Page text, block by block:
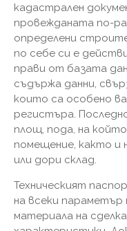
кадастрален
провежданата по-
определени
по себе си е
прави от базата
съдържа данни,
които са особено
регистъра.
площ, пода, на
помещение, както и
или дори склад.
Техническият
на всеки
материала на